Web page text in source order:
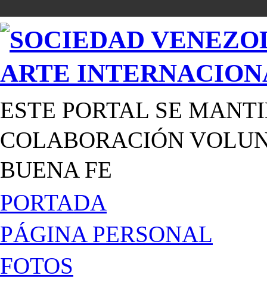
ESTE PORTAL SE
COLABORACIÓN
BUENA FE
PORTADA
PÁGINA PERSONAL
FOTOS